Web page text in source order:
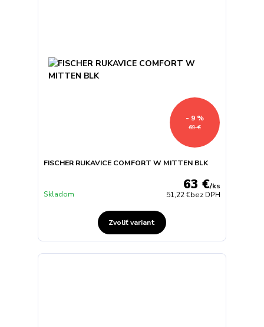
69 €
- 9 %
FISCHER RUKAVICE COMFORT W MITTEN BLK
63 €/ks
51,22 €bez DPH
Skladom
Zvoliť variant